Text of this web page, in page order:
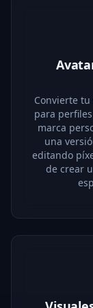
Convierte
para
marca
una
editando
de crear